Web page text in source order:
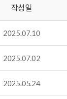
작성일
2025.07.10
2025.07.02
2025.05.24